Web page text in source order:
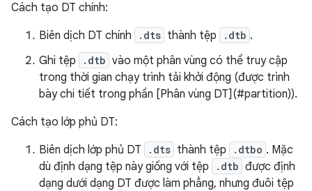
Cách tạo DT chính:
Biên dịch DT chính
.dts thành tệp .dtb .
Ghi tệp
.dtb vào một phân vùng có thể truy cập
trong thời gian chạy trình tải khởi động (được trình
bày chi tiết trong phần [Phân vùng DT](#partition)).
Cách tạo lớp phủ DT:
Biên dịch lớp phủ DT
.dts thành tệp .dtbo . Mặc
dù định dạng tệp này giống với tệp
.dtb được định
dạng dưới dạng DT được làm phẳng, nhưng đuôi tệp